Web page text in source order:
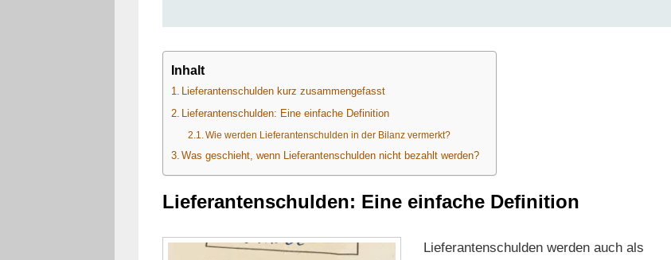
Inhalt
Lieferantenschulden kurz zusammengefasst
Lieferantenschulden: Eine einfache Definition
Wie werden Lieferantenschulden in der Bilanz vermerkt?
Was geschieht, wenn Lieferantenschulden nicht bezahlt werden?
Lieferantenschulden: Eine einfache Definition
Lieferantenschulden werden auch als